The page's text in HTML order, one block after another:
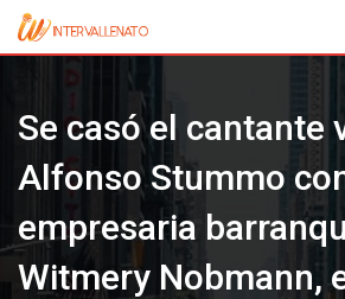
Skip
Se casó el cantante
Alfonso Stummo
empresaria
Witmery Nobmann,